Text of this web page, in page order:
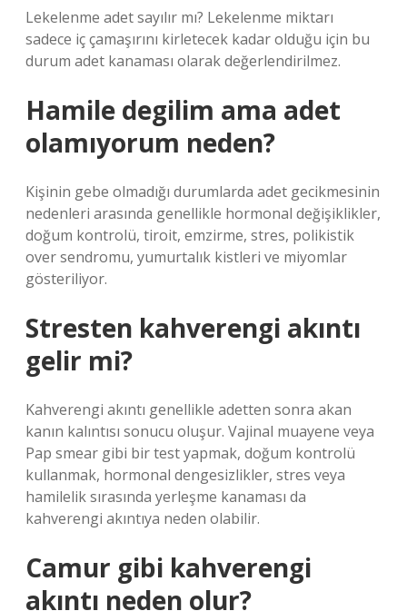
Lekelenme adet sayılır mı? Lekelenme miktarı
sadece iç çamaşırını kirletecek kadar olduğu için bu
durum adet kanaması olarak değerlendirilmez.
Hamile degilim ama adet
olamıyorum neden?
Kişinin gebe olmadığı durumlarda adet gecikmesinin
nedenleri arasında genellikle hormonal değişiklikler,
doğum kontrolü, tiroit, emzirme, stres, polikistik
over sendromu, yumurtalık kistleri ve miyomlar
gösteriliyor.
Stresten kahverengi akıntı
gelir mi?
Kahverengi akıntı genellikle adetten sonra akan
kanın kalıntısı sonucu oluşur. Vajinal muayene veya
Pap smear gibi bir test yapmak, doğum kontrolü
kullanmak, hormonal dengesizlikler, stres veya
hamilelik sırasında yerleşme kanaması da
kahverengi akıntıya neden olabilir.
Camur gibi kahverengi
akıntı neden olur?